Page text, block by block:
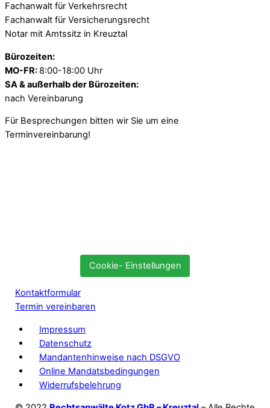
Fachanwalt für Verkehrsrecht
Fachanwalt für Versicherungsrecht
Notar mit Amtssitz in Kreuztal
Bürozeiten:
MO-FR: 8:00-18:00 Uhr
SA & außerhalb der Bürozeiten:
nach Vereinbarung
Für Besprechungen bitten wir Sie um eine
Terminvereinbarung!
Cookie- Einstellungen
Kontaktformular
Termin vereinbaren
Impressum
Datenschutz
Mandantenhinweise nach DSGVO
Online Mandatsbedingungen
Widerrufsbelehrung